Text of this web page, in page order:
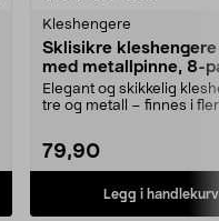
Kleshengere
Sklisikre
med metallpinne, 8-
Elegant og skikkelig
tre og metall – finnes i
79,90
Legg i handlekurv